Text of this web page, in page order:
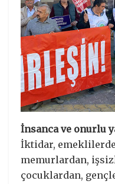
İnsanca ve onurlu
İktidar,
memurlardan,
çocuklardan,